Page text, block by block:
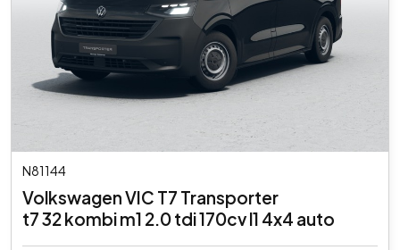
N81144
Volkswagen VIC T7 Transporter
t7 32 kombi m1 2.0 tdi 170cv l1 4x4 auto